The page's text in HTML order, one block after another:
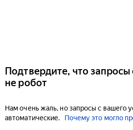
Подтвердите, что запросы
не робот
Нам очень жаль, но запросы с вашего
автоматические.
Почему это могло